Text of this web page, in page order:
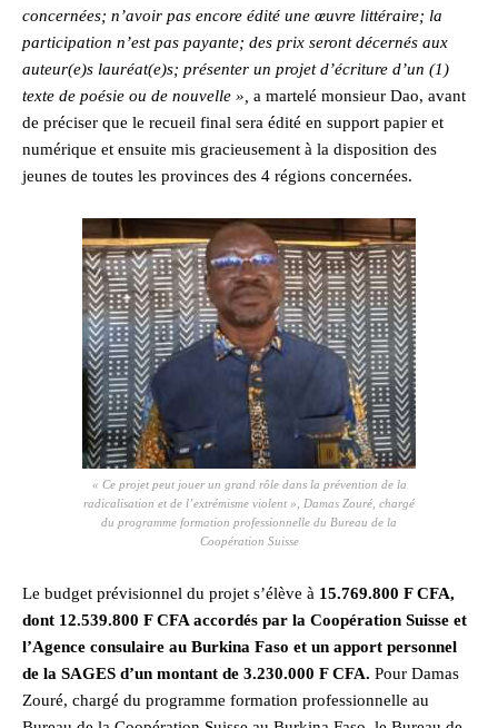
concernées; n’avoir pas encore édité une œuvre littéraire; la
participation n’est pas payante; des prix seront décernés aux
auteur(e)s lauréat(e)s; présenter un projet d’écriture d’un (1)
texte de poésie ou de nouvelle », a martelé monsieur Dao, avant
de préciser que le recueil final sera édité en support papier et
numérique et ensuite mis gracieusement à la disposition des
jeunes de toutes les provinces des 4 régions concernées.
« Ce projet peut jouer un grand rôle dans la prévention de la
radicalisation et de l’extrémisme violent », Damas Zouré, chargé
du programme formation professionnelle du Bureau de la
Coopération Suisse
Le budget prévisionnel du projet s’élève à 15.769.800 F CFA,
dont 12.539.800 F CFA accordés par la Coopération Suisse et
l’Agence consulaire au Burkina Faso et un apport personnel
de la SAGES d’un montant de 3.230.000 F CFA. Pour Damas
Zouré, chargé du programme formation professionnelle au